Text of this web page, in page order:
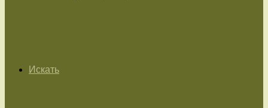
Искать